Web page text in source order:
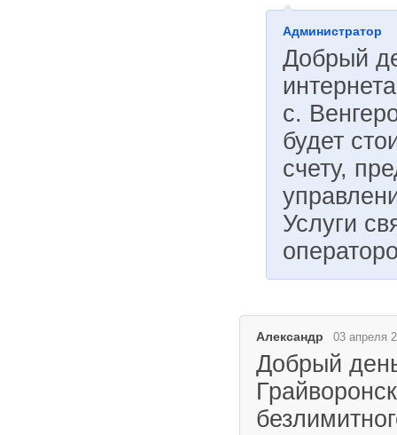
Администратор
Добрый
с.
будет
счету,
Услуги
Александр 03 апреля
Добрый